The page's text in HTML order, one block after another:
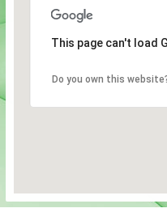
This page can't load
Do you own this